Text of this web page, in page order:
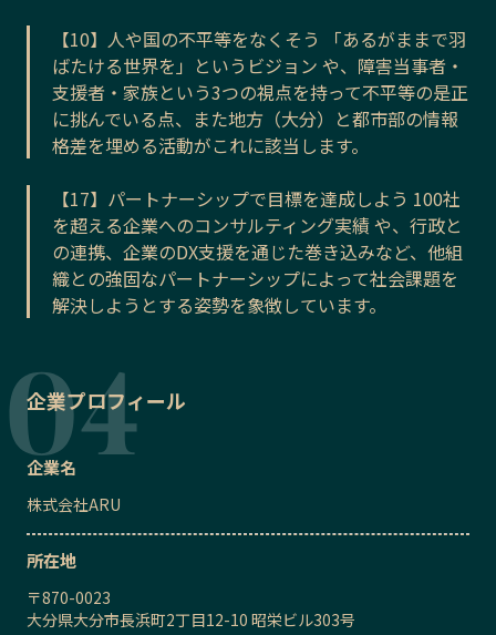
【10】人や国の不平等をなくそう 「あるがままで羽
ばたける世界を」というビジョン や、障害当事者・
支援者・家族という3つの視点を持って不平等の是正
に挑んでいる点、また地方（大分）と都市部の情報
格差を埋める活動がこれに該当します。
【17】パートナーシップで目標を達成しよう 100社
を超える企業へのコンサルティング実績 や、行政と
の連携、企業のDX支援を通じた巻き込みなど、他組
織との強固なパートナーシップによって社会課題を
解決しようとする姿勢を象徴しています。
企業プロフィール
企業名
株式会社ARU
所在地
〒870-0023
大分県大分市長浜町2丁目12-10 昭栄ビル303号